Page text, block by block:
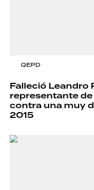
QEPD
Falleció Leandro
representante
contra una muy
2015